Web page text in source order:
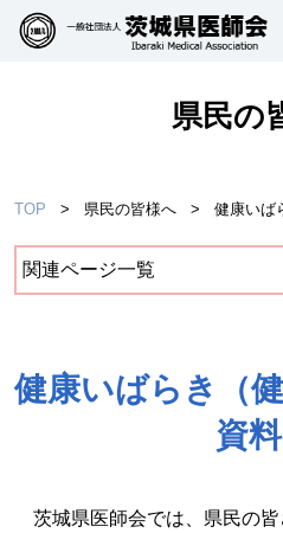
県民の
TOP > 県民の皆様へ > 健康いば
関連ページ一覧
健康いばらき（
資料
茨城県医師会では、県民の皆